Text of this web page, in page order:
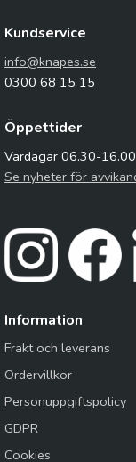
Kundservice
info@knapes.se
0300 68 15 15
Öppettider
Vardagar 06.30-16.00
Se nyheter för
Information
Frakt och leverans
Ordervillkor
Personuppgiftspolicy
GDPR
Cookies